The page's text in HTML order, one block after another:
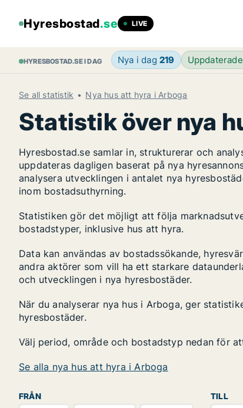
Hyresbostad.se LIVE
HYRESBOSTAD.SE I DAG Nya i dag 219
Se all statistik Nya hus att hyra i Arboga
Statistik över nya
Hyresbostad.se samlar in, strukturerar och
uppdateras dagligen baserat på nya
analysera utvecklingen i antalet nya
inom bostadsuthyrning.
Statistiken gör det möjligt att följa
bostadstyper, inklusive hus att hyra.
Data kan användas av bostadssökande,
andra aktörer som vill ha ett starkare
och utvecklingen i nya hyresbostäder.
När du analyserar nya hus i Arboga, ger
hyresbostäder.
Välj period, område och bostadstyp nedan för
Se alla nya hus att hyra i Arboga
FRÅN TILL